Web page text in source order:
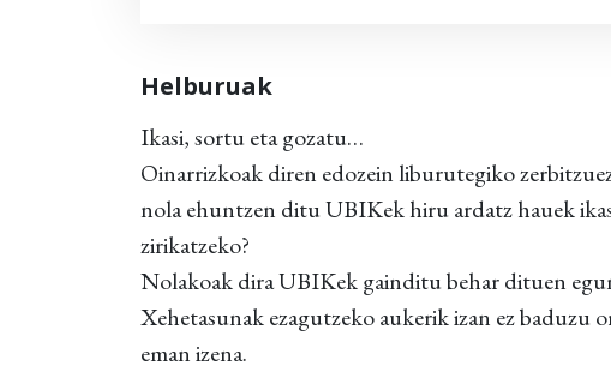
Helburuak
Ikasi, sortu eta gozatu…
Oinarrizkoak diren edozein liburutegiko
nola ehuntzen ditu UBIKek hiru ardatz hauek
zirikatzeko?
Nolakoak dira UBIKek gainditu behar dituen
Xehetasunak ezagutzeko aukerik izan ez
eman izena.